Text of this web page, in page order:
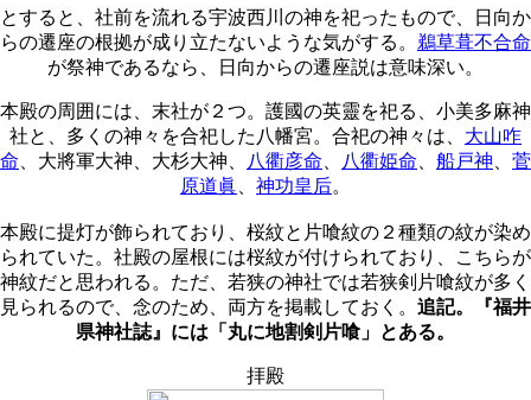
とすると、社前を流れる宇波西川の神を祀ったもので、日向か
らの遷座の根拠が成り立たないような気がする。 鵜草葺不合命
が祭神であるなら、日向からの遷座説は意味深い。
本殿の周囲には、末社が２つ。護國の英靈を祀る、小美多麻神
社と、多くの神々を合祀した八幡宮。合祀の神々は、 大山咋
命 、大將軍大神、大杉大神、 八衢彦命 八衢姫命 船戸神
菅
原道眞
神功皇后。
本殿に提灯が飾られており、桜紋と片喰紋の２種類の紋が染め
られていた。社殿の屋根には桜紋が付けられており、こちらが
神紋だと思われる。ただ、若狭の神社では若狭剣片喰紋が多く
見られるので、念のため、両方を掲載しておく。 追記。『福井
県神社誌』には「丸に地割剣片喰」とある。
拝殿